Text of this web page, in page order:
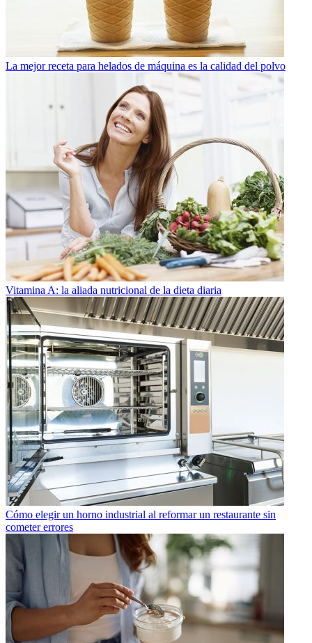
La mejor receta para helados de máquina es la calidad del polvo
Vitamina A: la aliada nutricional de la dieta diaria
Cómo elegir un horno industrial al reformar un restaurante sin
cometer errores